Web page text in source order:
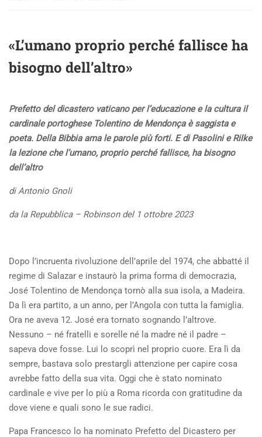
«L’umano proprio perché fallisce ha
bisogno dell’altro»
Prefetto del dicastero vaticano per l’educazione e la cultura il
cardinale portoghese Tolentino de Mendonça è saggista e
poeta. Della Bibbia ama le parole più forti. E di Pasolini e Rilke
la lezione che l’umano, proprio perché fallisce, ha bisogno
dell’altro
di Antonio Gnoli
da la Repubblica – Robinson del 1 ottobre 2023
Dopo l’incruenta rivoluzione dell’aprile del 1974, che abbatté il
regime di Salazar e instaurò la prima forma di democrazia,
José Tolentino de Mendonça tornò alla sua isola, a Madeira.
Da lì era partito, a un anno, per l’Angola con tutta la famiglia.
Ora ne aveva 12. José era tornato sognando l’altrove.
Nessuno – né fratelli e sorelle né la madre né il padre –
sapeva dove fosse. Lui lo scoprì nel proprio cuore. Era lì da
sempre, bastava solo prestargli attenzione per capire cosa
avrebbe fatto della sua vita. Oggi che è stato nominato
cardinale e vive per lo più a Roma ricorda con gratitudine da
dove viene e quali sono le sue radici.
Papa Francesco lo ha nominato Prefetto del Dicastero per